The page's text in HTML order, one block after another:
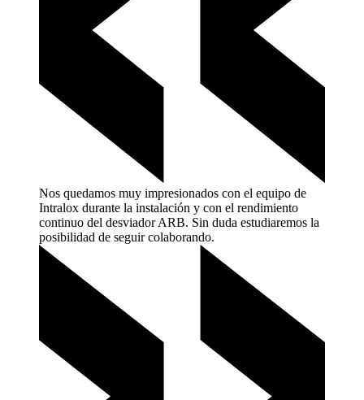
Nos quedamos muy impresionados con el equipo de
Intralox durante la instalación y con el rendimiento
continuo del desviador ARB. Sin duda estudiaremos la
posibilidad de seguir colaborando.